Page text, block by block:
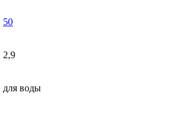
50
2,9
для воды